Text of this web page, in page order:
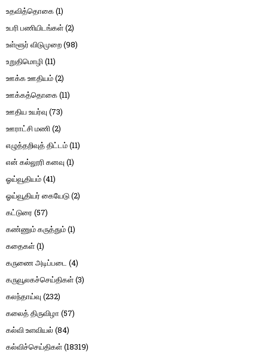
உதவித்தொகை(1)
உபரி பணியிடங்கள்(2)
உள்ளூர் விடுமுறை(98)
உறுதிமொழி(11)
ஊக்க ஊதியம்(2)
ஊக்கத்தொகை(11)
ஊதிய உயர்வு (73)
ஊராட்சி மணி(2)
எழுத்தறிவுத் திட்டம்(11)
என் கல்லூரி கனவு (1)
ஓய்வூதியம்(41)
ஓய்வூதியர் கையேடு(2)
கட்டுரை (57)
கண்ணும் கருத்தும்(1)
கதைகள்(1)
கருணை அடிப்படை (4)
கருவூலகச்செய்திகள்(3)
கலந்தாய்வு (232)
கலைத் திருவிழா (57)
கல்வி உளவியல் (84)
கல்விச்செய்திகள்(18319)